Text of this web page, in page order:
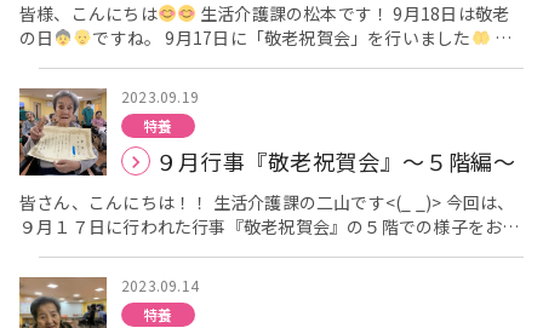
皆様、こんにちは
生活介護課の松本です！ 9月18日は敬老
の日
ですね。 9月17日に「敬老祝賀会」を行いました
ま
ずは、皆様に広場に集まって頂き、渡邊施設長よりお祝いの挨拶
をしていただきました。 その後、節目の方々へお祝い状をお渡し
させていただきました。 4階では5名のご利用者様が節目を迎え
られました
「卒寿」「百寿」「百一賀」「百三賀」を迎え
られました！ 「おめでとうございます
」拍手や歓声で響き渡
りました。 フロアの様子をご覧ください
すますのご健康をお祈り申し上げます
来月の行事もお楽しみ
に～
2023.09.19
特養
９月行事『敬老祝賀会』～５階編～
皆さん、こんにちは！！ 生活介護課の二山です<(_ _)> 今回は、
９月１７日に行われた行事『敬老祝賀会』の５階での様子をお伝
えします。 敬老の日を前日に控えた１７日の午後、皆さんに広場
へ集まって頂き、敬老のお祝いを行いました。 はじめに施設長の
挨拶があり、その後、節目の年齢の方のお祝いを皆さんで行って
います。 ５階は、節目の年齢に当たる方が９人おられ、同じ年齢
2023.09.14
特養